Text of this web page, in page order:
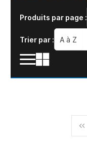
Produits par page :
Trier par : A à Z